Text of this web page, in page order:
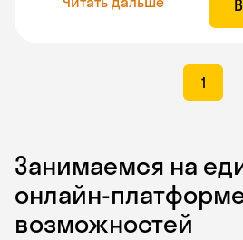
1
Занимаемся на
онлайн-
возможностей